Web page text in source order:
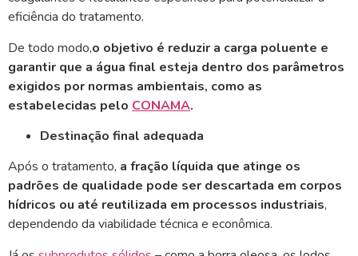
eficiência do tratamento.
De todo modo,o objetivo é reduzir a carga poluente e
garantir que a água final esteja dentro dos parâmetros
exigidos por normas ambientais, como as
estabelecidas pelo CONAMA.
Destinação final adequada
Após o tratamento, a fração líquida que atinge os
padrões de qualidade pode ser descartada em corpos
hídricos ou até reutilizada em processos industriais,
dependendo da viabilidade técnica e econômica.